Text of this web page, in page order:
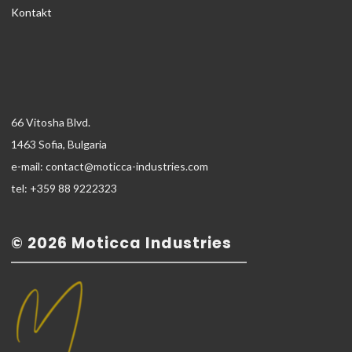
Kontakt
66 Vitosha Blvd.
1463 Sofia, Bulgaria
e-mail: contact@moticca-industries.com
tel: +359 88 9222323
© 2026 Moticca Industries